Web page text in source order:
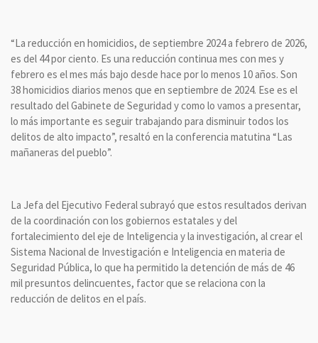
“La reducción en homicidios, de septiembre 2024 a febrero de 2026,
es del 44 por ciento. Es una reducción continua mes con mes y
febrero es el mes más bajo desde hace por lo menos 10 años. Son
38 homicidios diarios menos que en septiembre de 2024. Ese es el
resultado del Gabinete de Seguridad y como lo vamos a presentar,
lo más importante es seguir trabajando para disminuir todos los
delitos de alto impacto”, resaltó en la conferencia matutina “Las
mañaneras del pueblo”.
La Jefa del Ejecutivo Federal subrayó que estos resultados derivan
de la coordinación con los gobiernos estatales y del
fortalecimiento del eje de Inteligencia y la investigación, al crear el
Sistema Nacional de Investigación e Inteligencia en materia de
Seguridad Pública, lo que ha permitido la detención de más de 46
mil presuntos delincuentes, factor que se relaciona con la
reducción de delitos en el país.